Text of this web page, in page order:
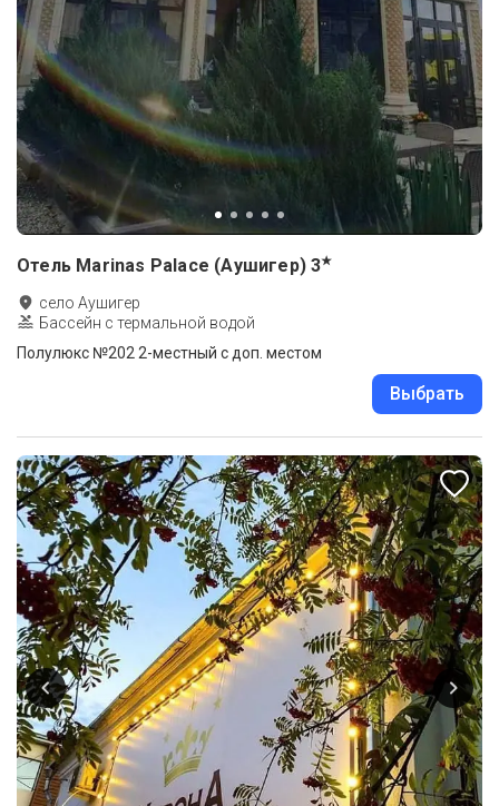
Отель Marinas Palace (Аушигер) 3★
село Аушигер
Бассейн с термальной водой
Полулюкс №202 2-местный с доп. местом
Выбрать